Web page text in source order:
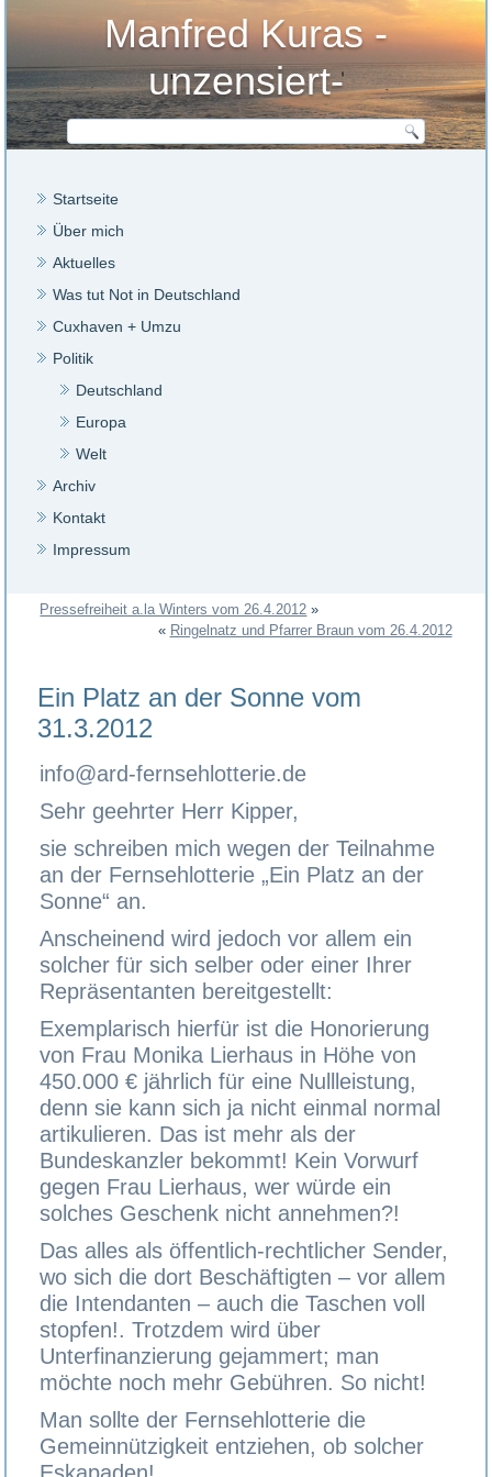
Manfred Kuras -
unzensiert-
Startseite
Über mich
Aktuelles
Was tut Not in Deutschland
Cuxhaven + Umzu
Politik
Deutschland
Europa
Welt
Archiv
Kontakt
Impressum
Pressefreiheit a.la Winters vom 26.4.2012 »
« Ringelnatz und Pfarrer Braun vom 26.4.2012
Ein Platz an der Sonne vom
31.3.2012
info@ard-fernsehlotterie.de
Sehr geehrter Herr Kipper,
sie schreiben mich wegen der Teilnahme
an der Fernsehlotterie „Ein Platz an der
Sonne“ an.
Anscheinend wird jedoch vor allem ein
solcher für sich selber oder einer Ihrer
Repräsentanten bereitgestellt:
Exemplarisch hierfür ist die Honorierung
von Frau Monika Lierhaus in Höhe von
450.000 € jährlich für eine Nullleistung,
denn sie kann sich ja nicht einmal normal
artikulieren. Das ist mehr als der
Bundeskanzler bekommt! Kein Vorwurf
gegen Frau Lierhaus, wer würde ein
solches Geschenk nicht annehmen?!
Das alles als öffentlich-rechtlicher Sender,
wo sich die dort Beschäftigten – vor allem
die Intendanten – auch die Taschen voll
stopfen!. Trotzdem wird über
Unterfinanzierung gejammert; man
möchte noch mehr Gebühren. So nicht!
Man sollte der Fernsehlotterie die
Gemeinnützigkeit entziehen, ob solcher